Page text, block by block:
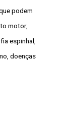
podem
motor,
espinhal,
doenças